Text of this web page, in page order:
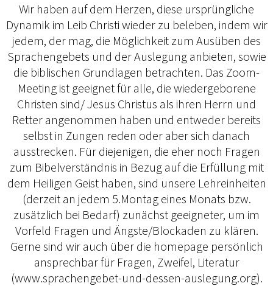
Wir haben auf dem Herzen, diese ursprüngliche
Dynamik im Leib Christi wieder zu beleben, indem wir
jedem, der mag, die Möglichkeit zum Ausüben des
Sprachengebets und der Auslegung anbieten, sowie
die biblischen Grundlagen betrachten. Das Zoom-
Meeting ist geeignet für alle, die wiedergeborene
Christen sind/ Jesus Christus als ihren Herrn und
Retter angenommen haben und entweder bereits
selbst in Zungen reden oder aber sich danach
ausstrecken. Für diejenigen, die eher noch Fragen
zum Bibelverständnis in Bezug auf die Erfüllung mit
dem Heiligen Geist haben, sind unsere Lehreinheiten
(derzeit an jedem 5.Montag eines Monats bzw.
zusätzlich bei Bedarf) zunächst geeigneter, um im
Vorfeld Fragen und Ängste/Blockaden zu klären.
Gerne sind wir auch über die homepage persönlich
ansprechbar für Fragen, Zweifel, Literatur
(www.sprachengebet-und-dessen-auslegung.org).